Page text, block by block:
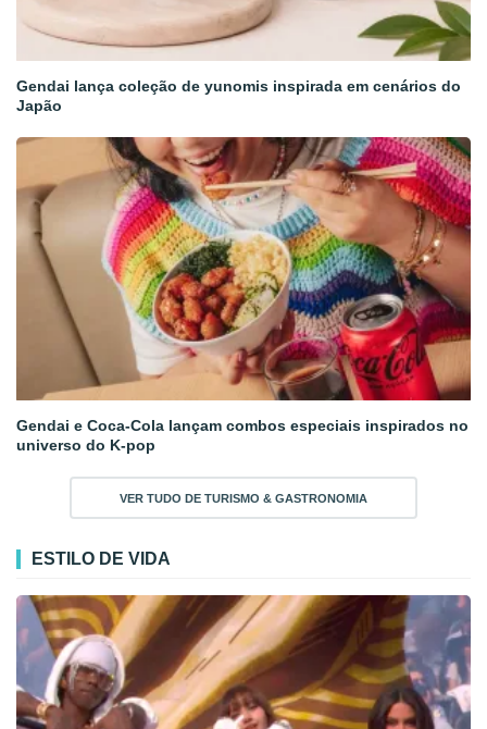
Gendai lança coleção de yunomis inspirada em cenários do
Japão
Gendai e Coca-Cola lançam combos especiais inspirados no
universo do K-pop
VER TUDO DE TURISMO & GASTRONOMIA
ESTILO DE VIDA